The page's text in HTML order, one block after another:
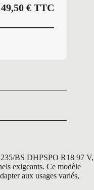
€ TTC
BS DHPSPO R18 97 V,
exigeants. Ce modèle
aux usages variés,